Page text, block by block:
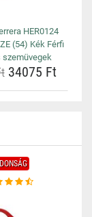
HER0124
(54) Kék Férfi
szemüvegek
34075 Ft